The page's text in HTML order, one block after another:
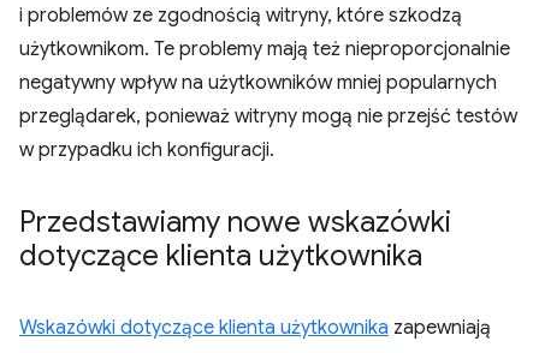
i problemów ze zgodnością witryny, które szkodzą
użytkownikom. Te problemy mają też nieproporcjonalnie
negatywny wpływ na użytkowników mniej popularnych
przeglądarek, ponieważ witryny mogą nie przejść testów
w przypadku ich konfiguracji.
Przedstawiamy nowe wskazówki
dotyczące klienta użytkownika
Wskazówki dotyczące klienta użytkownika zapewniają